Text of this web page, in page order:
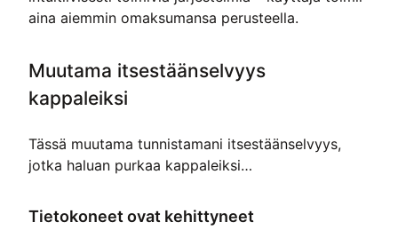
aina aiemmin omaksumansa perusteella.
Muutama itsestäänselvyys
kappaleiksi
Tässä muutama tunnistamani itsestäänselvyys,
jotka haluan purkaa kappaleiksi…
Tietokoneet ovat kehittyneet